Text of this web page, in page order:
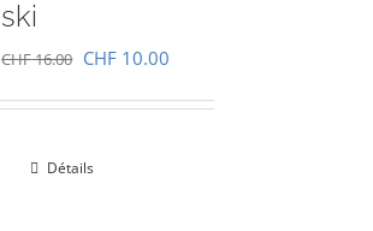
ski
CHF16.00 Le
était :
CHF 10.00
Détails